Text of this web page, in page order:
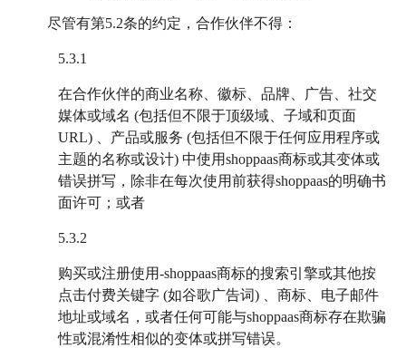
尽管有第5.2条的约定，合作伙伴不得：
5.3.1
在合作伙伴的商业名称、徽标、品牌、广告、社交
媒体或域名 (包括但不限于顶级域、子域和页面
URL) 、产品或服务 (包括但不限于任何应用程序或
主题的名称或设计) 中使用shoppaas商标或其变体或
错误拼写，除非在每次使用前获得shoppaas的明确书
面许可；或者
5.3.2
购买或注册使用-shoppaas商标的搜索引擎或其他按
点击付费关键字 (如谷歌广告词) 、商标、电子邮件
地址或域名，或者任何可能与shoppaas商标存在欺骗
性或混淆性相似的变体或拼写错误。